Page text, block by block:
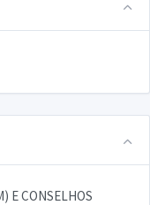
E CONSELHOS